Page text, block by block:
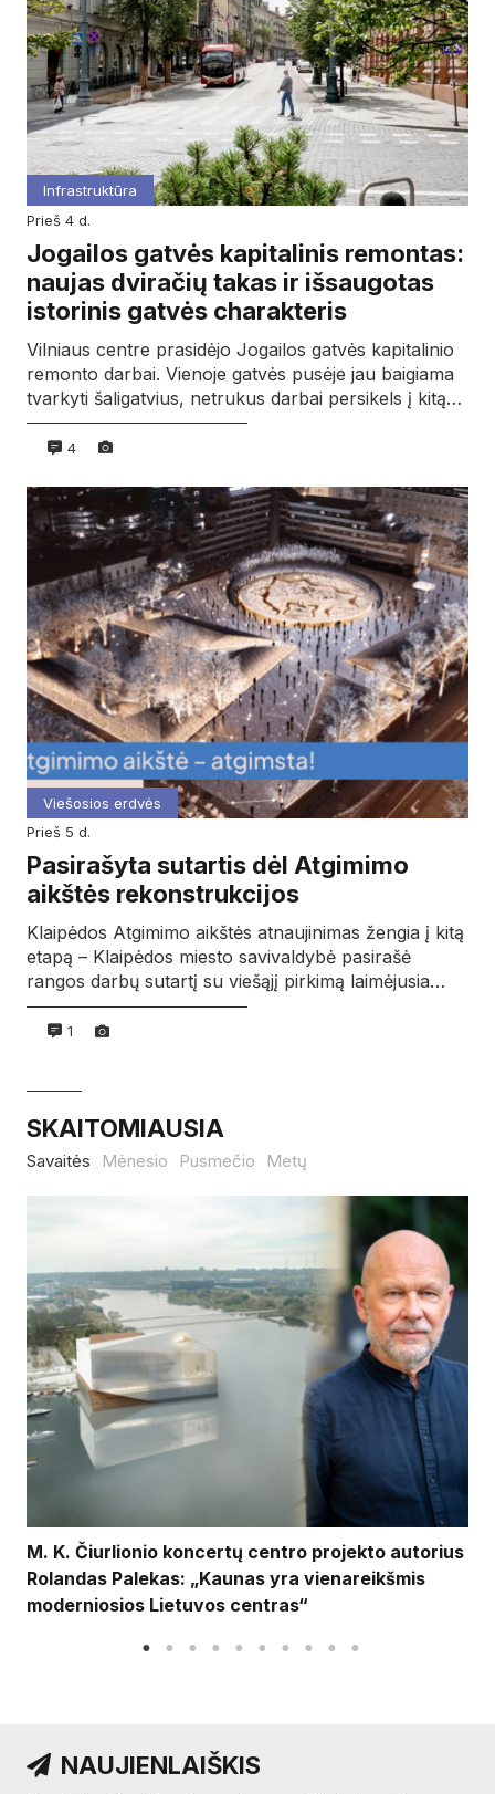
Infrastruktūra
prieš 4 d.
Jogailos gatvės kapitalinis remontas:
naujas dviračių takas ir išsaugotas
istorinis gatvės charakteris
Vilniaus centre prasidėjo Jogailos gatvės kapitalinio
remonto darbai. Vienoje gatvės pusėje jau baigiama
tvarkyti šaligatvius, netrukus darbai persikels į kitą…
4
Viešosios erdvės
prieš 5 d.
Pasirašyta sutartis dėl Atgimimo
aikštės rekonstrukcijos
Klaipėdos Atgimimo aikštės atnaujinimas žengia į kitą
etapą – Klaipėdos miesto savivaldybė pasirašė
rangos darbų sutartį su viešąjį pirkimą laimėjusia…
1
SKAITOMIAUSIA
Savaitės Mėnesio Pusmečio Metų
M. K. Čiurlionio koncertų centro projekto autorius
Rolandas Palekas: „Kaunas yra vienareikšmis
moderniosios Lietuvos centras“
NAUJIENLAIŠKIS